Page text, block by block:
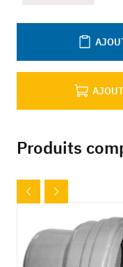
Produits